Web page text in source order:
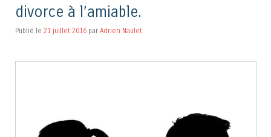
divorce à l’amiable.
Publié le 21 juillet 2016 par Adrien Naulet